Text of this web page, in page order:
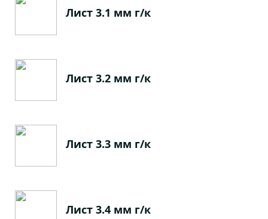
Лист 3.1 мм г/к
Лист 3.2 мм г/к
Лист 3.3 мм г/к
Лист 3.4 мм г/к